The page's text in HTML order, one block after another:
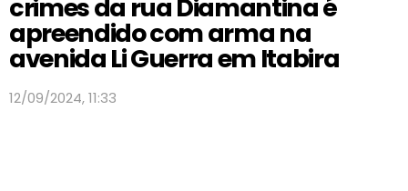
crimes da rua Diamantina é
apreendido com arma na
avenida Li Guerra em Itabira
12/09/2024, 11:33